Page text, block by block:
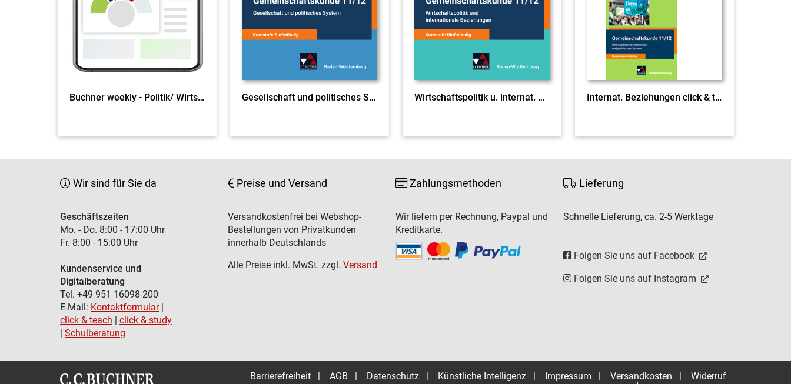
Buchner weekly - Politik/ Wirtschaft Gesellschaft und politisches System Wirtschaftspolitik u. internat. Beziehungen Internat. Beziehungen click & teach EL
Wir sind für Sie da
Geschäftszeiten
Mo. - Do. 8:00 - 17:00 Uhr
Fr. 8:00 - 15:00 Uhr
Kundenservice und
Digitalberatung
Tel. +49 951 16098-200
E-Mail: Kontaktformular|
click & teach | click & study
| Schulberatung
Preise und Versand
Versandkostenfrei bei Webshop-
Bestellungen von Privatkunden
innerhalb Deutschlands
Alle Preise inkl. MwSt. zzgl. Versand
Zahlungsmethoden
Wir liefern per Rechnung, Paypal und
Kreditkarte.
Lieferung
Schnelle Lieferung, ca. 2-5 Werktage
Folgen Sie uns auf Facebook
Folgen Sie uns auf Instagram
Barrierefreiheit | AGB | Datenschutz | Künstliche Intelligenz | Impressum | Versandkosten |
Widerruf